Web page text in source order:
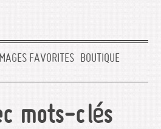
FAVORITES BOUTIQUE
mots-clés